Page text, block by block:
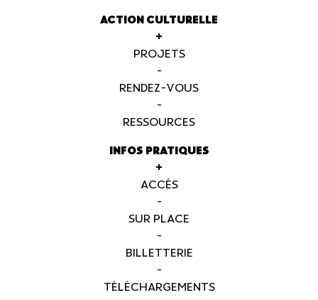
ACTION CULTURELLE
+
PROJETS
-
RENDEZ-VOUS
-
RESSOURCES
INFOS PRATIQUES
+
ACCÈS
-
SUR PLACE
-
BILLETTERIE
-
TÉLÉCHARGEMENTS